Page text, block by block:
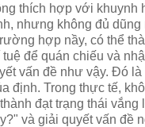
thích hợp với khuynh
nhưng không đủ dũng
hợp nầy, có thể
để quán chiếu và
vấn đề như vậy. Đó là
định. Trong thực tế,
đạt trạng thái vắng
và giải quyết vấn đề